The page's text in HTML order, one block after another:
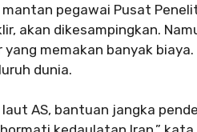
pegawai Pusat
akan dikesampingkan.
memakan banyak biaya.
dunia.
AS, bantuan jangka